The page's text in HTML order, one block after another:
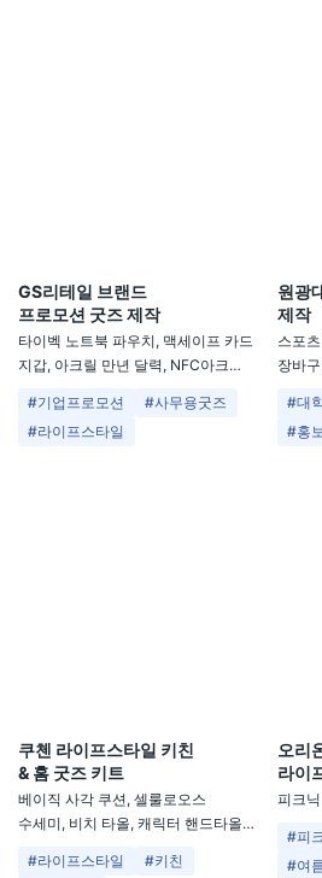
GS리테일 브랜드
프로모션 굿즈 제작
타이벡 노트북 파우치, 맥세이프 카드
지갑, 아크릴 만년 달력, NFC아크릴
#기업프로모션
#사무용굿즈
#라이프스타일
원광
제작
스포
장바
#대
#홍
쿠첸 라이프스타일 키친
& 홈 굿즈 키트
베이직 사각 쿠션, 셀룰로오스
수세미, 비치 타올, 캐릭터 핸드타올,
#라이프스타일
#키친
오리
라이
피크
#피
#여